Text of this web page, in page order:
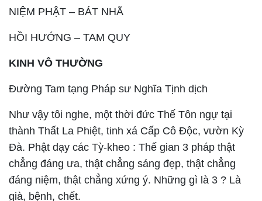
NIỆM PHẬT – BÁT NHÃ
HỒI HƯỚNG – TAM QUY
KINH VÔ THƯỜNG
Đường Tam tạng Pháp sư Nghĩa Tịnh dịch
Như vậy tôi nghe, một thời đức Thế Tôn ngự tại
thành Thất La Phiệt, tinh xá Cấp Cô Độc, vườn Kỳ
Đà. Phật dạy các Tỳ-kheo : Thế gian 3 pháp thật
chẳng đáng ưa, thật chẳng sáng đẹp, thật chẳng
đáng niệm, thật chẳng xứng ý. Những gì là 3 ? Là
già, bệnh, chết.